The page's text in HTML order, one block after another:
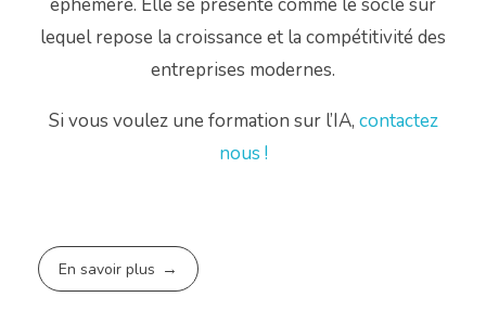
lequel repose la croissance et la compétitivité des
entreprises modernes.
Si vous voulez une formation sur l’IA, contactez
nous !
En savoir plus